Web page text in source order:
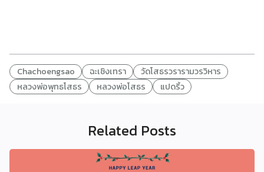
Chachoengsao ฉะเชิงเทรา
วัดโสธรวรารามวรวิหาร
หลวงพ่อพุทธโสธร
หลวงพ่อโสธร แปดริ้ว
Related Posts